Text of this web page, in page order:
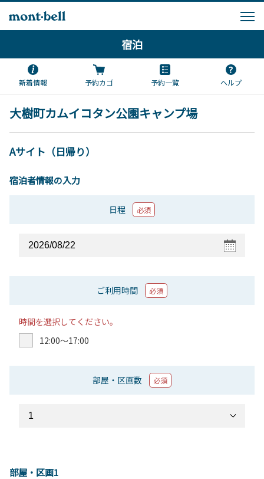
宿泊
新着情報 予約カゴ 予約一覧 ヘルプ
大樹町カムイコタン公園キャンプ場
Aサイト（日帰り）
宿泊者情報の入力
日程 必須
ご利用時間 必須
時間を選択してください。
12:00〜17:00
部屋・区画数 必須
部屋・区画1